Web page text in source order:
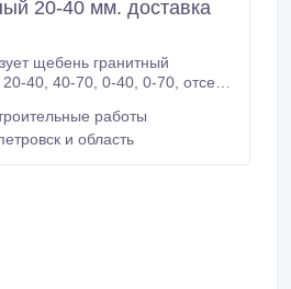
20-40 мм. доставка
щебень гранитный
безнал. +38 067 723 35 04,
093 306 50 99, https://inert-resurs.com.
работы
и область